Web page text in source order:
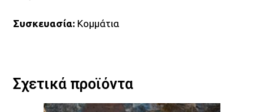
Συσκευασία: Κομμάτια
Σχετικά προϊόντα